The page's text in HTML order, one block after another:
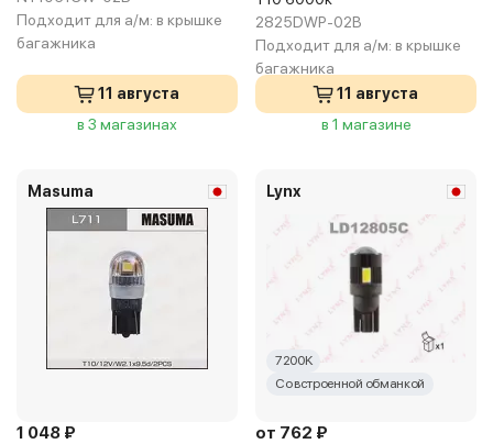
Подходит для а/м: в крышке
багажника
11 августа
в 3 магазинах
2825DWP-02B
Подходит для а/м: в крышке
багажника
11 августа
в 1 магазине
Masuma
1 048 ₽
Lynx
7200K
Со встроенной обманкой
от 762 ₽